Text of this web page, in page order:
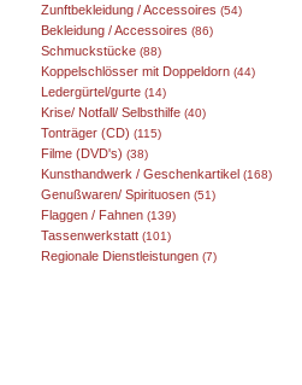
Zunftbekleidung / Accessoires (54)
Bekleidung / Accessoires (86)
Schmuckstücke (88)
Koppelschlösser mit Doppeldorn (44)
Ledergürtel/gurte (14)
Krise/ Notfall/ Selbsthilfe (40)
Tonträger (CD) (115)
Filme (DVD's) (38)
Kunsthandwerk / Geschenkartikel (168)
Genußwaren/ Spirituosen (51)
Flaggen / Fahnen (139)
Tassenwerkstatt (101)
Regionale Dienstleistungen (7)